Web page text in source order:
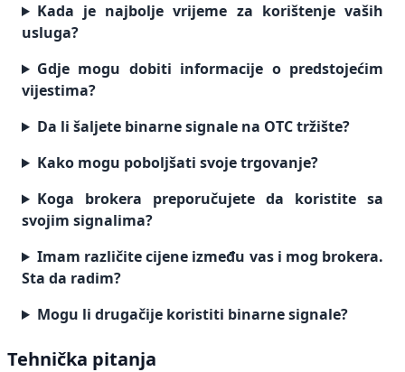
Kada je najbolje vrijeme za korištenje vaših
usluga?
Gdje mogu dobiti informacije o predstojećim
vijestima?
Da li šaljete binarne signale na OTC tržište?
Kako mogu poboljšati svoje trgovanje?
Koga brokera preporučujete da koristite sa
svojim signalima?
Imam različite cijene između vas i mog brokera.
Sta da radim?
Mogu li drugačije koristiti binarne signale?
Tehnička pitanja